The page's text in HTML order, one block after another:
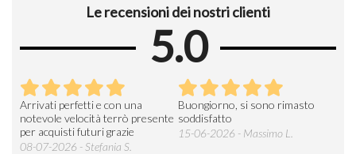
Le recensioni dei nostri clienti
5.0
Arrivati perfetti e con una
notevole velocità terrò presente
per acquisti futuri grazie
08-07-2026 - Stefania S.
Buongiorno, si sono rimasto
soddisfatto
15-06-2026 - Massimo L.